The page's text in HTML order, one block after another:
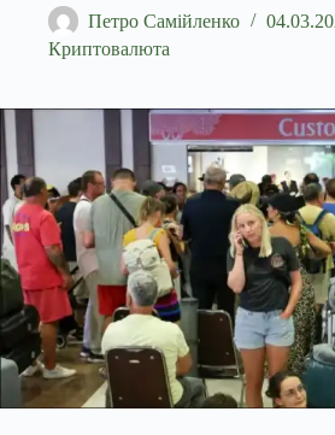
Петро Самійленко
Криптовалюта